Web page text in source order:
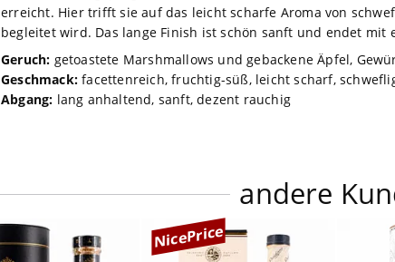
erreicht. Hier trifft sie auf das leicht scharfe Aroma von
begleitet wird. Das lange Finish ist schön sanft und endet mit
Geruch: getoastete Marshmallows und gebackene Äpfel,
Geschmack: facettenreich, fruchtig-süß, leicht scharf,
Abgang: lang anhaltend, sanft, dezent rauchig
andere
NicePrice